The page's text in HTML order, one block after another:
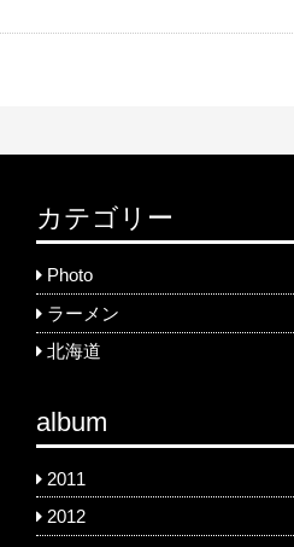
カテゴリー
Photo
ラーメン
北海道
album
2011
2012